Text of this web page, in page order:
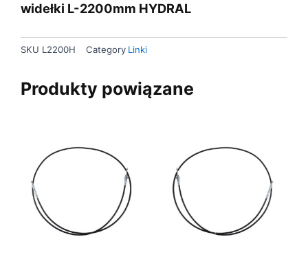
widełki L-2200mm HYDRAL
SKU L2200H Category Linki
Produkty powiązane